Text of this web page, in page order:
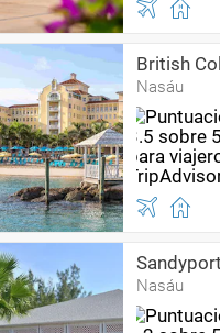
British
Nasáu
Nasáu